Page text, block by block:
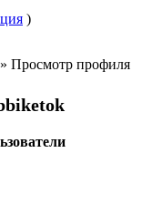
)
» Просмотр профиля